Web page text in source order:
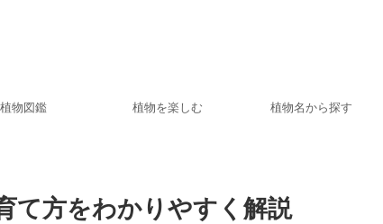
植物図鑑 植物を楽しむ 植物名から探す
て方をわかりやすく解説